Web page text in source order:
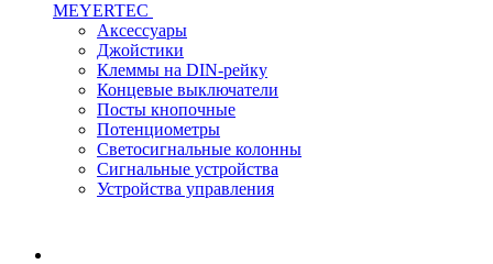
MEYERTEC
Аксессуары
Джойстики
Клеммы на DIN-рейку
Концевые выключатели
Посты кнопочные
Потенциометры
Светосигнальные колонны
Сигнальные устройства
Устройства управления